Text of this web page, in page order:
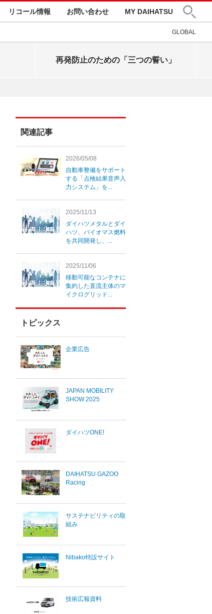
リコール情報 お問い合わせ MY DAIHATSU
GLOBAL
再発防止のための「三つの誓い」
関連記事
2026/05/08
自動車整備をサポート
する「点検結果音声入
力システム」を...
2025/11/13
ダイハツメタルとダイ
ハツ、バイオマス燃料
を共同開発し、...
2025/11/06
移動可能なコンテナに
集約した直流主体のマ
イクログリッド...
トピックス
企業広告
JAPAN MOBILITY
SHOW 2025
ダイハツONE!
DAIHATSU GAZOO
Racing
サステナビリティの取
組み
Nibako特設サイト
技術広報資料